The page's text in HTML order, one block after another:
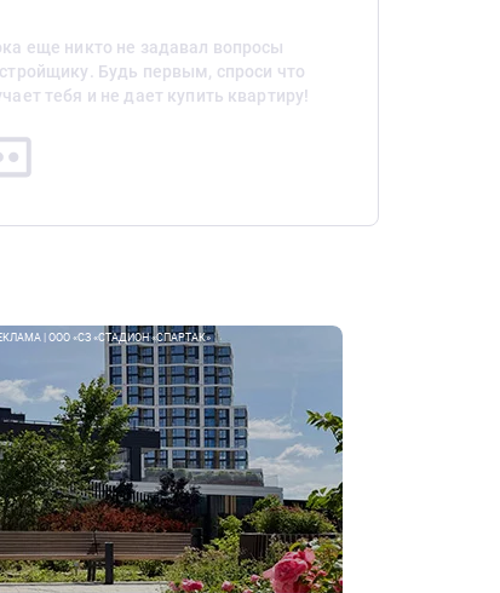
еще никто не задавал вопросы
Будь первым, спроси что
тебя и не дает купить квартиру!
| ООО «СЗ «СТАДИОН «СПАРТАК»